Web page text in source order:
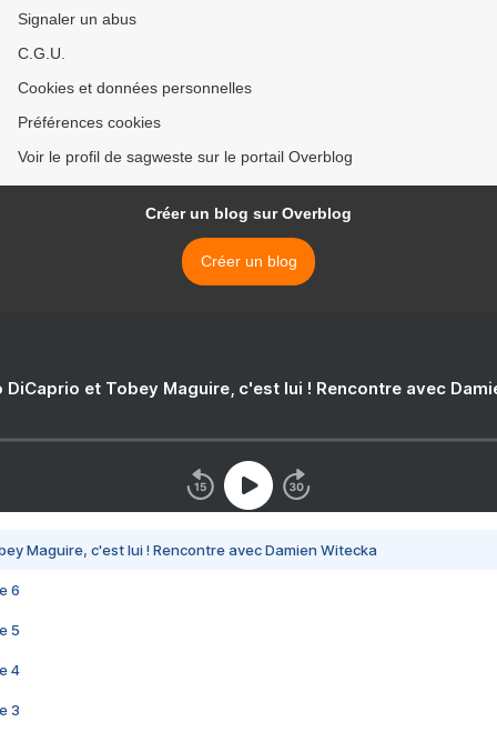
Signaler un abus
C.G.U.
Cookies et données personnelles
Préférences cookies
Voir le profil de sagweste sur le portail Overblog
Créer un blog sur Overblog
Créer un blog
DiCaprio et Tobey Maguire, c'est lui ! Rencontre avec
Maguire, c'est lui ! Rencontre avec Damien Witecka
6
5
4
3